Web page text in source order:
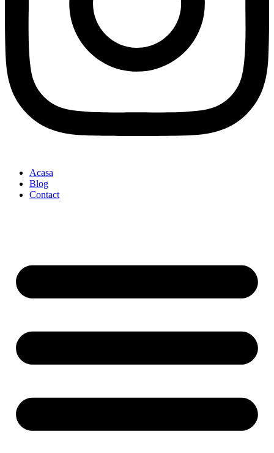
Acasa
Blog
Contact